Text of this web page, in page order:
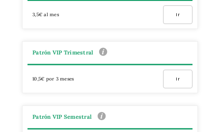
3,5€ al mes Ir
Patrón VIP Trimestral
10,5€ por 3 meses Ir
Patrón VIP Semestral